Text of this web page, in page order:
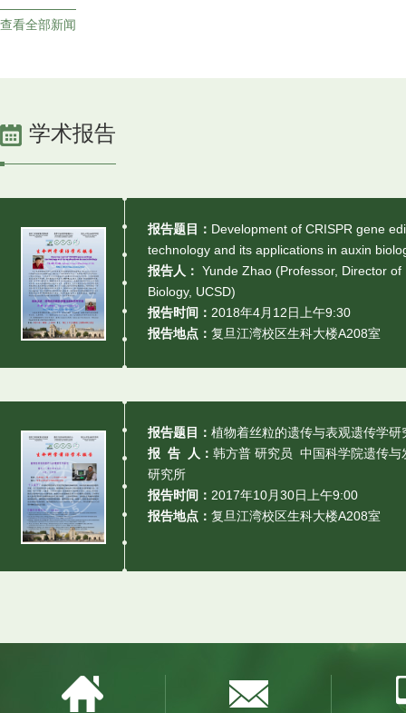
查看全部新闻
学术报告
报告题目： Development of CRISPR gene
technology and its applications in auxin
报告人： Yunde Zhao (Professor, Director of
Biology, UCSD)
报告时间： 2018年4月12日上午9:30
报告地点： 复旦江湾校区生科大楼A208室
报告题目： 植物着丝粒的遗传与表观遗传学研
报 告 人： 韩方普 研究员 中国科学院遗传与
研究所
报告时间： 2017年10月30日上午9:00
报告地点： 复旦江湾校区生科大楼A208室